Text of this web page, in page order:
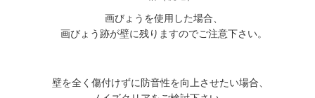
画びょうを使用した場合、
画びょう跡が壁に残りますのでご注意下さい。
壁を全く傷付けずに防音性を向上させたい場合、